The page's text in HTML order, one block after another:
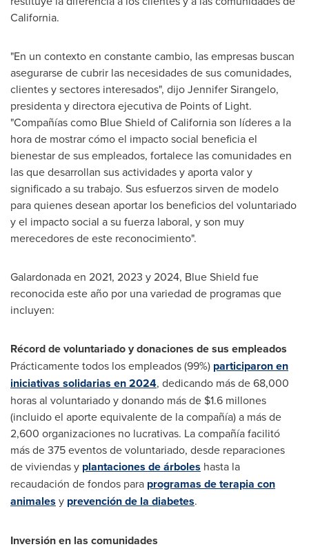
California.
"En un contexto en constante cambio, las empresas buscan
asegurarse de cubrir las necesidades de sus comunidades,
clientes y sectores interesados", dijoJennifer Sirangelo,
presidenta y directora ejecutiva de Points of Light.
"Compañías como Blue Shield ofCaliforniason líderes a la
hora de mostrar cómo el impacto social beneficia el
bienestar de sus empleados, fortalece las comunidades en
las que desarrollan sus actividades y aporta valor y
significado a su trabajo. Sus esfuerzos sirven de modelo
para quienes desean aportar los beneficios del voluntariado
y el impacto social a su fuerza laboral, y son muy
merecedores de este reconocimiento".
Galardonada en 2021, 2023 y 2024, Blue Shield fue
reconocida este año por una variedad de programas que
incluyen:
Récord de voluntariado y donaciones de sus empleados
Prácticamente todos los empleados (99%) participaron en
iniciativas solidarias en 2024, dedicando más de 68,000
horas al voluntariado y donando más de $1.6 millones
(incluido el aporte equivalente de la compañía) a más de
2,600 organizaciones no lucrativas. La compañía facilitó
más de 375 eventos de voluntariado, desde reparaciones
de viviendas y plantaciones de árboles hasta la
recaudación de fondos para programas de terapia con
animales y prevención de la diabetes.
Inversión en las comunidades